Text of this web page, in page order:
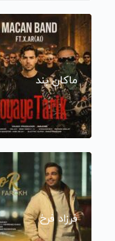
ماکان بند
فرزاد فرخ